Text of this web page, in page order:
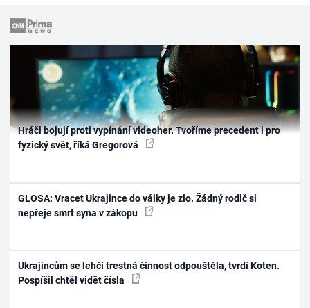
Hráči bojují proti vypínání videoher. Tvoříme precedent i pro
fyzický svět, říká Gregorová
GLOSA: Vracet Ukrajince do války je zlo. Žádný rodič si
nepřeje smrt syna v zákopu
Ukrajincům se lehčí trestná činnost odpouštěla, tvrdí Koten.
Pospíšil chtěl vidět čísla